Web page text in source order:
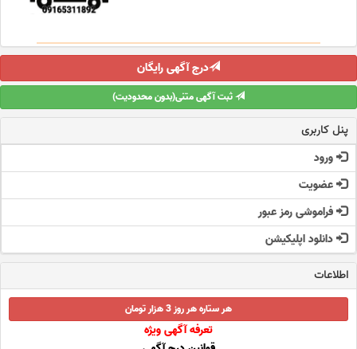
درج آگهی رایگان
ثبت آگهی متنی(بدون محدودیت)
پنل کاربری
ورود
عضویت
فراموشی رمز عبور
دانلود اپلیکیشن
اطلاعات
هر ستاره هر روز 3 هزار تومان
تعرفه آگهی ویژه